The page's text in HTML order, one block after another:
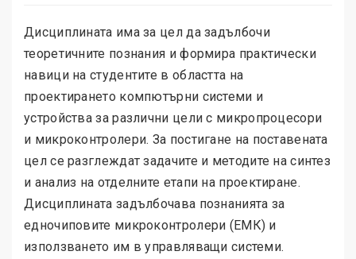
Дисциплината има за цел да задълбочи
теоретичните познания и формира практически
навици на студентите в областта на
проектирането компютърни системи и
устройства за различни цели с микропроцесори
и микроконтролери. За постигане на поставената
цел се разглеждат задачите и методите на синтез
и анализ на отделните етапи на проектиране.
Дисциплината задълбочава познанията за
едночиповите микроконтролери (ЕМК) и
използването им в управляващи системи.